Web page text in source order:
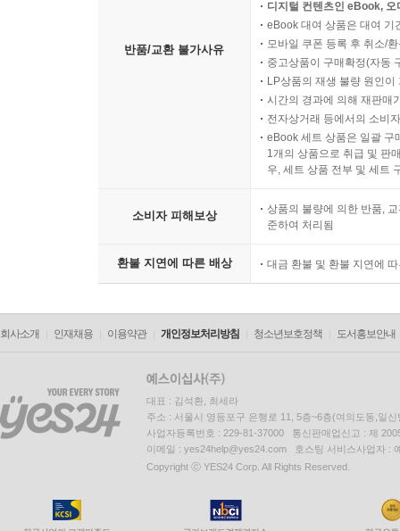
반품/교환 불가사유
디지털 컨텐츠인 eBook,
eBook 대여 상품은 대여 기
모바일 쿠폰 등록 후 취소/
중고상품이 구매확정(자동
LP상품의 재생 불량 원인
시간의 경과에 의해 재판매
전자상거래 등에서의 소비
eBook 세트 상품은 일괄 구
1개의 상품으로 취급 및 판
우, 세트 상품 전부 및 세트
소비자 피해보상
상품의 불량에 의한 반품,
준하여 처리됨
환불 지연에 따른 배상 대금 환불 및 환불 지연에
회사소개 인재채용 이용약관 개인정보처리방침 청소년보호정책 도서홍보안내
대표 : 김석환, 최세라
주소 : 서울시 영등포구 은행로 11, 5층~6층(여의도동,일신
사업자등록번호 : 229-81-37000 통신판매업신고 : 제
이메일 : yes24help@yes24.com 호스팅 서비스사업자 :
Copyright ⓒ YES24 Corp. All Rights Reserved.